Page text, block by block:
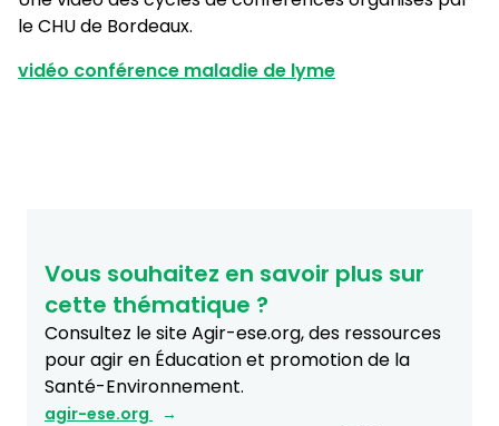
le CHU de Bordeaux.
vidéo conférence maladie de lyme
Vous souhaitez en savoir plus sur
cette thématique ?
Consultez le site Agir-ese.org, des ressources
pour agir en Éducation et promotion de la
Santé-Environnement.
agir-ese.org